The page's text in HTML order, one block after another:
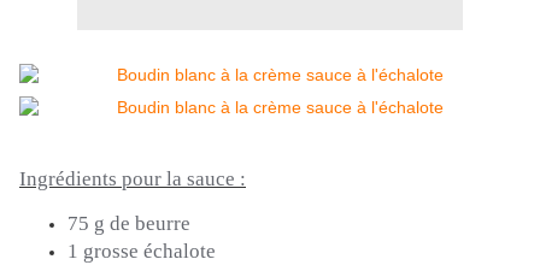
Ingrédients pour la sauce :
75 g de beurre
1 grosse échalote